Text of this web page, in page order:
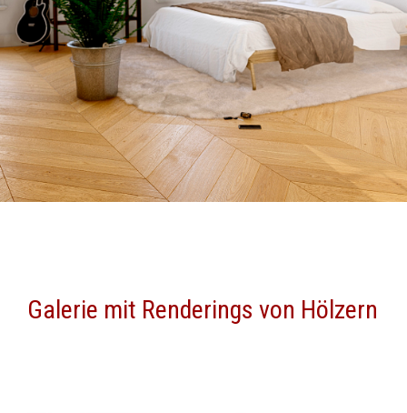
Galerie mit Renderings von Hölzern